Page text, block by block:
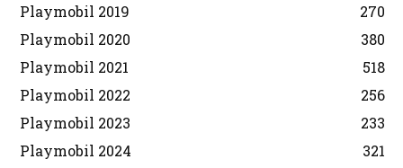
Playmobil 2019
270
Playmobil 2020
380
Playmobil 2021
518
Playmobil 2022
256
Playmobil 2023
233
Playmobil 2024
321